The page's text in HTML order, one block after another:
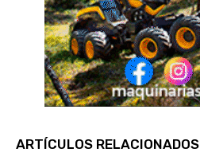
ARTÍCULOS RELACIONADOS